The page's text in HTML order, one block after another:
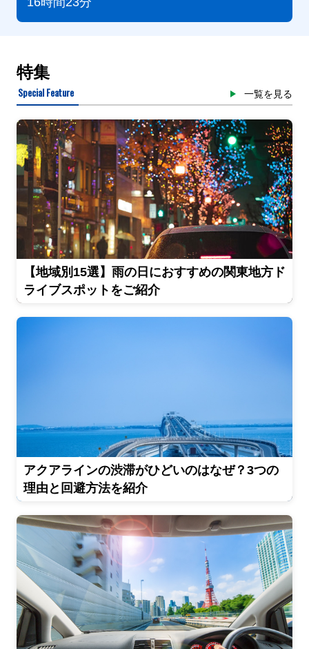
特集
Special Feature 一覧を見る
【地域別15選】雨の日におすすめの関東地方ド
ライブスポットをご紹介
アクアラインの渋滞がひどいのはなぜ？3つの
理由と回避方法を紹介